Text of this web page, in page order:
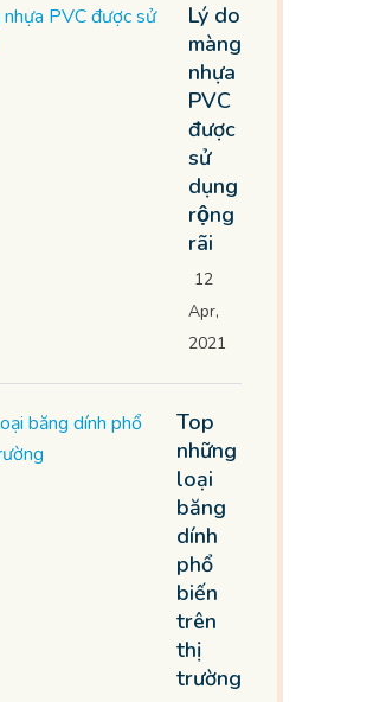
Lý do
màng
nhựa
PVC
được
sử
dụng
rộng
rãi
12
Apr,
2021
Top
những
loại
băng
dính
phổ
biến
trên
thị
trường